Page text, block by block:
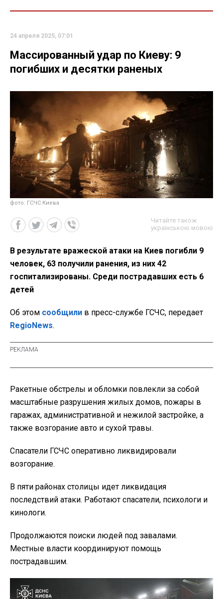
24 апреля 2025, 07:01
Массированный удар по Киеву: 9
погибших и десятки раненых
фото: ГСЧС Киева
Читайте також
українською мовою
В результате вражеской атаки на Киев погибли 9
человек, 63 получили ранения, из них 42
госпитализированы. Среди пострадавших есть 6
детей
Об этом сообщили в пресс-службе ГСЧС, передает
RegioNews.
Ракетные обстрелы и обломки повлекли за собой
масштабные разрушения жилых домов, пожары в
гаражах, административной и нежилой застройке, а
также возгорание авто и сухой травы.
Спасатели ГСЧС оперативно ликвидировали
возгорание.
В пяти районах столицы идет ликвидация
последствий атаки. Работают спасатели, психологи и
кинологи.
Продолжаются поиски людей под завалами.
Местные власти координируют помощь
пострадавшим.